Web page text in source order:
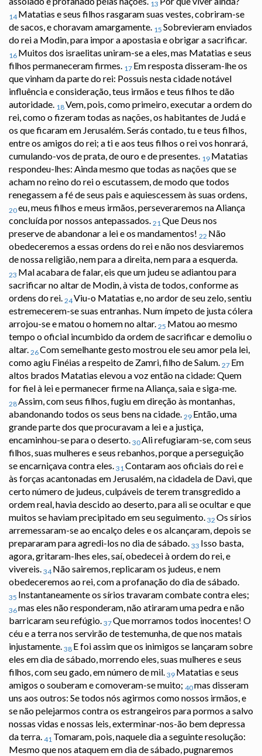
13
14 Matatias e seus filhos rasgaram suas vestes, cobriram-se
de sacos, e choravam amargamente. 15 Sobrevieram enviados
do rei a Modin, para impor a apostasia e obrigar a sacrificar.
16 Muitos dos israelitas uniram-se a eles, mas Matatias e seus
filhos permaneceram firmes. 17 Em resposta disseram-lhe os
que vinham da parte do rei: Possuis nesta cidade notável
influência e consideração, teus irmãos e teus filhos te dão
autoridade. 18Vem, pois, como primeiro, executar a ordem do
rei, como o fizeram todas as nações, os habitantes de Judá e
os que ficaram em Jerusalém. Serás contado, tu e teus filhos,
entre os amigos do rei; a ti e aos teus filhos o rei vos honrará,
cumulando-vos de prata, de ouro e de presentes. 19 Matatias
respondeu-lhes: Ainda mesmo que todas as nações que se
acham no reino do rei o escutassem, de modo que todos
renegassem a fé de seus pais e aquiescessem às suas ordens,
20eu, meus filhos e meus irmãos, perseveraremos na Aliança
concluída por nossos antepassados. 21Que Deus nos
preserve de abandonar a lei e os mandamentos! 22 Não
obedeceremos a essas ordens do rei e não nos desviaremos
de nossa religião, nem para a direita, nem para a esquerda.
23 Mal acabara de falar, eis que um judeu se adiantou para
sacrificar no altar de Modin, à vista de todos, conforme as
ordens do rei. 24Viu-o Matatias e, no ardor de seu zelo, sentiu
estremecerem-se suas entranhas. Num ímpeto de justa cólera
arrojou-se e matou o homem no altar. 25 Matou ao mesmo
tempo o oficial incumbido da ordem de sacrificar e demoliu o
altar. 26Com semelhante gesto mostrou ele seu amor pela lei,
como agiu Finéias a respeito de Zamri, filho de Salum. 27 Em
altos brados Matatias elevou a voz então na cidade: Quem
for fiel à lei e permanecer firme na Aliança, saia e siga-me.
28Assim, com seus filhos, fugiu em direção às montanhas,
abandonando todos os seus bens na cidade. 29 Então, uma
grande parte dos que procuravam a lei e a justiça,
encaminhou-se para o deserto. 30Ali refugiaram-se, com seus
filhos, suas mulheres e seus rebanhos, porque a perseguição
se encarniçava contra eles. 31Contaram aos oficiais do rei e
às forças acantonadas em Jerusalém, na cidadela de Davi, que
certo número de judeus, culpáveis de terem transgredido a
ordem real, havia descido ao deserto, para ali se ocultar e que
muitos se haviam precipitado em seu seguimento. 32 Os sírios
arremessaram-se ao encalço deles e os alcançaram, depois se
prepararam para agredi-los no dia de sábado. 33 Isso basta,
agora, gritaram-lhes eles, saí, obedecei à ordem do rei, e
vivereis. 34 Não sairemos, replicaram os judeus, e nem
obedeceremos ao rei, com a profanação do dia de sábado.
35 Instantaneamente os sírios travaram combate contra eles;
36mas eles não responderam, não atiraram uma pedra e não
barricaram seu refúgio. 37Que morramos todos inocentes! O
céu e a terra nos servirão de testemunha, de que nos matais
injustamente. 38 E foi assim que os inimigos se lançaram sobre
eles em dia de sábado, morrendo eles, suas mulheres e seus
filhos, com seu gado, em número de mil. 39 Matatias e seus
amigos o souberam e comoveram-se muito; 40mas disseram
uns aos outros: Se todos nós agirmos como nossos irmãos, e
se não pelejarmos contra os estrangeiros para pormos a salvo
nossas vidas e nossas leis, exterminar-nos-ão bem depressa
da terra. 41 Tomaram, pois, naquele dia a seguinte resolução:
Mesmo que nos ataquem em dia de sábado, pugnaremos